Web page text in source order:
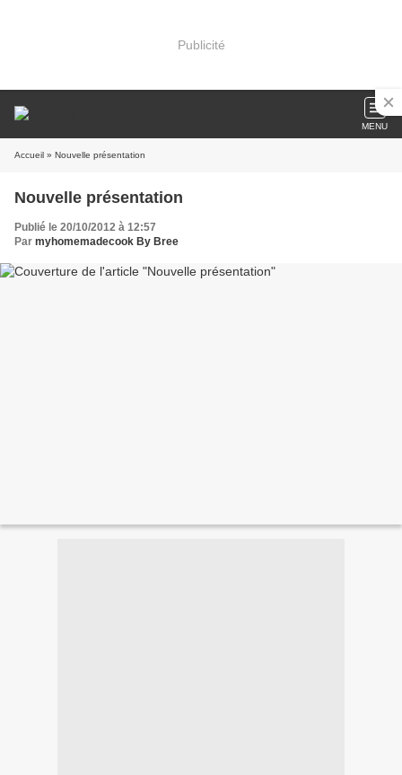
Publicité
MENU
Accueil » Nouvelle présentation
Nouvelle présentation
Publié le 20/10/2012 à 12:57
Par myhomemadecook By Bree